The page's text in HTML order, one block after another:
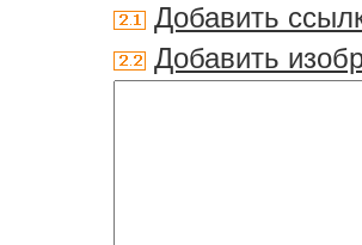
Добавить
Добавить